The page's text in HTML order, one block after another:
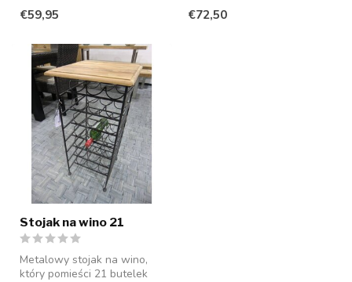
€59,95
cze...
€72,50
Stojak na wino 21
Metalowy stojak na wino,
który pomieści 21 butelek